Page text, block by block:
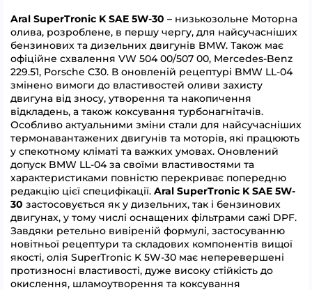
Aral SuperTronic K SAE 5W-30 – низькозольне Моторна
олива, розроблене, в першу чергу, для найсучасніших
бензинових та дизельних двигунів BMW. Також має
офіційне схвалення VW 504 00/507 00, Mercedes-Benz
229.51, Porsche C30. В оновленій рецептурі BMW LL-04
змінено вимоги до властивостей оливи захисту
двигуна від зносу, утворення та накопичення
відкладень, а також коксування турбонагнітачів.
Особливо актуальними зміни стали для найсучасніших
термонавантажених двигунів та моторів, які працюють
у спекотному кліматі та важких умовах. Оновлений
допуск BMW LL-04 за своїми властивостями та
характеристиками повністю перекриває попередню
редакцію цієї специфікації. Aral SuperTronic K SAE 5W-
30 застосовується як у дизельних, так і бензинових
двигунах, у тому числі оснащених фільтрами сажі DPF.
Завдяки ретельно вивіреній формулі, застосуванню
новітньої рецептури та складових компонентів вищої
якості, олія SuperTronic K 5W-30 має неперевершені
протизносні властивості, дуже високу стійкість до
окислення, шламоутворення та коксування